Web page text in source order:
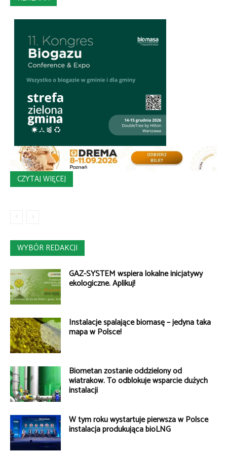
CZYTAJ WIĘCEJ
WYBÓR REDAKCJI
GAZ-SYSTEM wspiera lokalne inicjatywy
ekologiczne. Aplikuj!
Instalacje spalające biomasę – jedyna taka
mapa w Polsce!
Biometan zostanie oddzielony od
wiatraków. To odblokuje wsparcie dużych
instalacji
W tym roku wystartuje pierwsza w Polsce
instalacja produkująca bioLNG